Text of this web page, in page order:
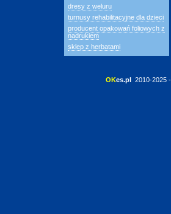
dresy z weluru
turnusy rehabilitacyjne dla dzieci
producent opakowań foliowych z
nadrukiem
sklep z herbatami
OKes.pl 2010-2025